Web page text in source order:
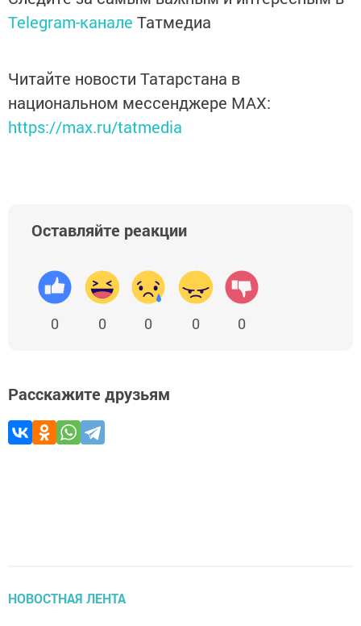
Telegram-канале Татмедиа
Читайте новости Татарстана в
национальном мессенджере MАХ:
https://max.ru/tatmedia
Оставляйте реакции
0 0 0 0 0
Расскажите друзьям
НОВОСТНАЯ ЛЕНТА